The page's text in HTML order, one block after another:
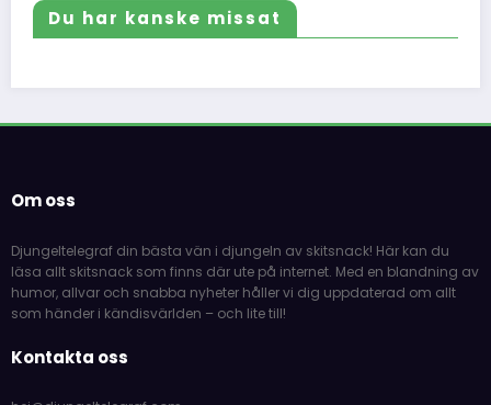
Du har kanske missat
Om oss
Djungeltelegraf din bästa vän i djungeln av skitsnack! Här kan du
läsa allt skitsnack som finns där ute på internet. Med en blandning av
humor, allvar och snabba nyheter håller vi dig uppdaterad om allt
som händer i kändisvärlden – och lite till!
Kontakta oss